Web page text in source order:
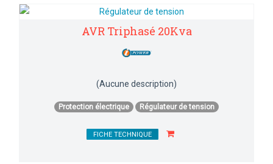
AVR Triphasé 20Kva
(Aucune description)
Protection électrique Régulateur de tension
FICHE TECHNIQUE